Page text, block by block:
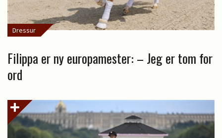
Dressur
Filippa er ny europamester: – Jeg er tom for
ord